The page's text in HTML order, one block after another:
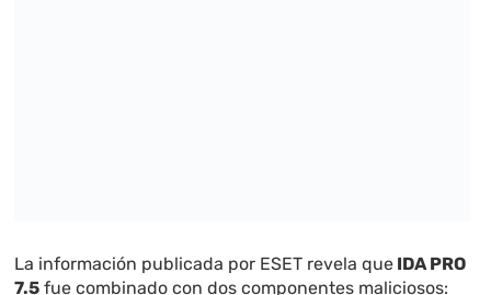
La información publicada por ESET revela que IDA PRO
7.5 fue combinado con dos componentes maliciosos: